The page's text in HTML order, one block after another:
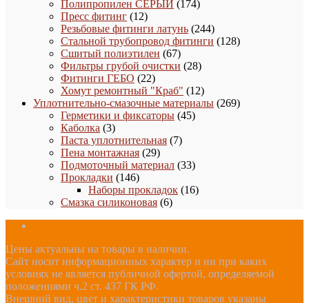
товаров
Полипропилен СЕРЫЙ 174174
Пресс фитинг 1212
товаров
Резьбовые фитинги латунь 244244
товара
Стальной трубопровод фитинги 128128
Сшитый полиэтилен 6767
товаров
Фильтры грубой очистки 2828
Фитинги ГЕБО 2222
товара
Хомут ремонтный "Краб" 1212
товаров
Уплотнительно-смазочные материалы 269269
Герметики и фиксаторы 4545
Каболка 33
товара
Паста уплотнительная 77
Пена монтажная 2929
товаров
Подмоточный материал 3333
Прокладки 146146
товаров
Наборы прокладок 1616
Смазка силиконовая 66
Цены актуальны на товары в наличии.
Сайт носит информационных характер и ни при каких
условиях не является публичной офертой, определяемой
положениями ч.2 ст. 437 ГК РФ.
Внешний вид, цвет и характеристики товаров указаны